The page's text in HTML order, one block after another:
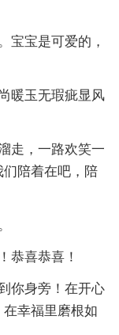
宝宝是可爱的，
暖玉无瑕疵显风
走，一路欢笑一
陪着在吧，陪
恭喜恭喜！
你身旁！在开心
幸福里磨根如